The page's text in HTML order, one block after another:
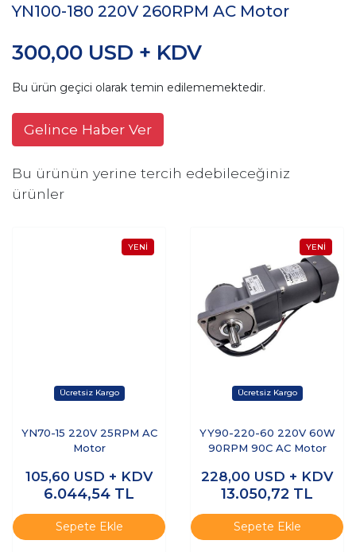
YN100-180 220V 260RPM AC Motor
300,00 USD + KDV
Bu ürün geçici olarak temin edilememektedir.
Gelince Haber Ver
Bu ürünün yerine tercih edebileceğiniz
ürünler
YN70-15 220V 25RPM AC
Motor
105,60 USD + KDV
6.044,54 TL
Sepete Ekle
YY90-220-60 220V 60W
90RPM 90C AC Motor
228,00 USD + KDV
13.050,72 TL
Sepete Ekle